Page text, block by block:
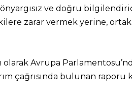
ve doğru
zarar vermek yerine,
Avrupa
çağrısında bulunan raporu